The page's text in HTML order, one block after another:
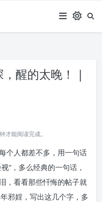
醒的太晚！ |
才能阅读完成。
个人都差不多，用一句话
”，多么经典的一句话，
，看看那些忏悔的帖子就
邪婬，写出这几个字，多